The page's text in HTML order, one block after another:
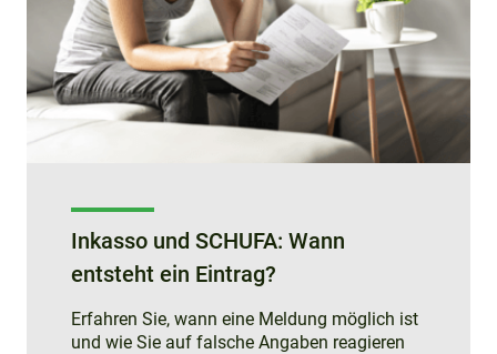
Inkasso und SCHUFA: Wann
entsteht ein Eintrag?
Erfahren Sie, wann eine Meldung möglich ist
und wie Sie auf falsche Angaben reagieren